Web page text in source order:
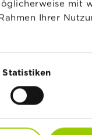
mit
Ihrer
Statistiken
NEU